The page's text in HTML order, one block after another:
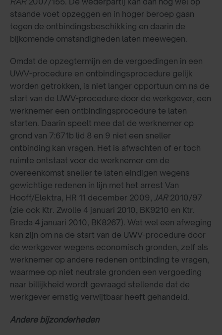
staande voet opzeggen en in hoger beroep gaan
tegen de ontbindingsbeschikking en daarin de
bijkomende omstandigheden laten meewegen.
Omdat de opzegtermijn en de vergoedingen in een
UWV-procedure en ontbindingsprocedure gelijk
worden getrokken, is niet langer opportuun om na de
start van de UWV-procedure door de werkgever, een
werknemer een ontbindingsprocedure te laten
starten. Daarin speelt mee dat de werknemer op
grond van 7:671b lid 8 en 9 niet een sneller
ontbinding kan vragen. Het is afwachten of er toch
ruimte ontstaat voor de werknemer om de
overeenkomst sneller te laten eindigen wegens
gewichtige redenen in lijn met het arrest Van
Hooff/Elektra, HR 11 december 2009, JAR2010/97
(zie ook Ktr. Zwolle 4 januari 2010, BK9210 en Ktr.
Breda 4 januari 2010, BK8267). Wat wel een afweging
kan zijn om na de start van de UWV-procedure door
de werkgever wegens economisch gronden, zelf als
werknemer op andere redenen ontbinding te vragen,
waarmee op niet neutrale gronden een vergoeding
naar billijkheid wordt gevraagd stellende dat de
werkgever ernstig verwijtbaar heeft gehandeld.
Andere bijzonderheden